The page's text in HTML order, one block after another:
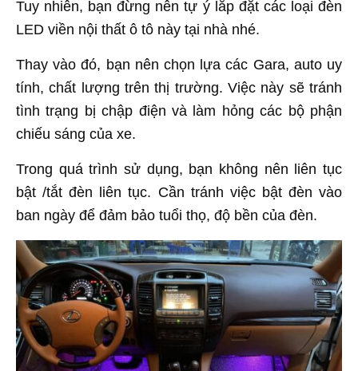
Tuy nhiên, bạn đừng nên tự ý lắp đặt các loại đèn
LED viền nội thất ô tô này tại nhà nhé.
Thay vào đó, bạn nên chọn lựa các Gara, auto uy
tính, chất lượng trên thị trường. Việc này sẽ tránh
tình trạng bị chập điện và làm hỏng các bộ phận
chiếu sáng của xe.
Trong quá trình sử dụng, bạn không nên liên tục
bật /tắt đèn liên tục. Cần tránh việc bật đèn vào
ban ngày để đảm bảo tuổi thọ, độ bền của đèn.